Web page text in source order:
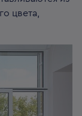
цвета,